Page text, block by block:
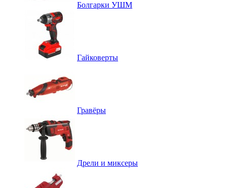
Болгарки УШМ
Гайковерты
Гравёры
Дрели и миксеры